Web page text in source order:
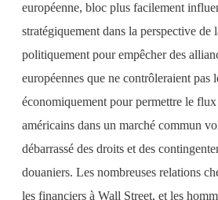
européenne, bloc plus facilement
stratégiquement dans la perspective de
politiquement pour empêcher des
européennes que ne contrôleraient pas
économiquement pour permettre le
américains dans un marché commun
débarrassé des droits et des
douaniers. Les nombreuses relations
les financiers à Wall Street, et les